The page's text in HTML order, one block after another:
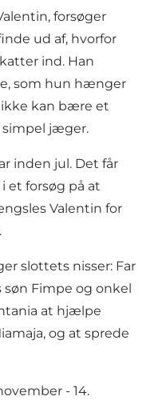
forsøger
ud af, hvorfor
ind. Han
som hun hænger
ikke kan bære et
simpel jæger.
inden jul. Det får
et forsøg på at
Valentin for
slottets nisser: Far
søn Fimpe og onkel
at hjælpe
og at sprede
- 14.